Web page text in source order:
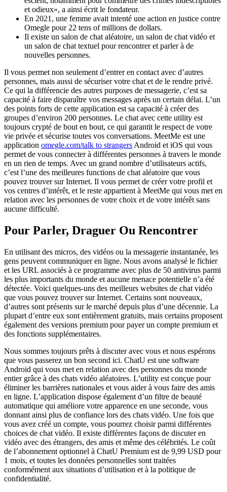
et odieux», a ainsi écrit le fondateur.
En 2021, une femme avait intenté une action en justice contre
Omegle pour 22 tens of millions de dollars.
Il existe un salon de chat aléatoire, un salon de chat vidéo et
un salon de chat textuel pour rencontrer et parler à de
nouvelles personnes.
Il vous permet non seulement d’entrer en contact avec d’autres
personnes, mais aussi de sécuriser votre chat et de le rendre privé.
Ce qui la différencie des autres purposes de messagerie, c’est sa
capacité à faire disparaître vos messages après un certain délai. L’un
des points forts de cette application est sa capacité à créer des
groupes d’environ 200 personnes. Le chat avec cette utility est
toujours crypté de bout en bout, ce qui garantit le respect de votre
vie privée et sécurise toutes vos conversations. MeetMe est une
application omegle.com/talk to strangers Android et iOS qui vous
permet de vous connecter à différentes personnes à travers le monde
en un rien de temps. Avec un grand nombre d’utilisateurs actifs,
c’est l’une des meilleures functions de chat aléatoire que vous
pouvez trouver sur Internet. Il vous permet de créer votre profil et
vos centres d’intérêt, et le reste appartient à MeetMe qui vous met en
relation avec les personnes de votre choix et de votre intérêt sans
aucune difficulté.
Pour Parler, Draguer Ou Rencontrer
En utilisant des micros, des vidéos ou la messagerie instantanée, les
gens peuvent communiquer en ligne. Nous avons analysé le fichier
et les URL associés à ce programme avec plus de 50 antivirus parmi
les plus importants du monde et aucune menace potentielle n’a été
détectée. Voici quelques-uns des meilleurs websites de chat vidéo
que vous pouvez trouver sur Internet. Certains sont nouveaux,
d’autres sont présents sur le marché depuis plus d’une décennie. La
plupart d’entre eux sont entièrement gratuits, mais certains proposent
également des versions premium pour payer un compte premium et
des fonctions supplémentaires.
Nous sommes toujours prêts à discuter avec vous et nous espérons
que vous passerez un bon second ici. ChatU est une software
Android qui vous met en relation avec des personnes du monde
entier grâce à des chats vidéo aléatoires. L’utility est conçue pour
éliminer les barrières nationales et vous aider à vous faire des amis
en ligne. L’application dispose également d’un filtre de beauté
automatique qui améliore votre apparence en une seconde, vous
donnant ainsi plus de confiance lors des chats vidéo. Une fois que
vous avez créé un compte, vous pourrez choisir parmi différentes
choices de chat vidéo. Il existe différentes façons de discuter en
vidéo avec des étrangers, des amis et même des célébrités. Le coût
de l’abonnement optionnel à ChatU Premium est de 9,99 USD pour
1 mois, et toutes les données personnelles sont traitées
conformément aux situations d’utilisation et à la politique de
confidentialité.